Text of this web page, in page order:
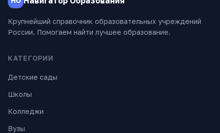
Крупнейший справочник образовательных учреждений
России. Помогаем найти лучшее образование.
КАТЕГОРИИ
Детские сады
Школы
Колледжи
Вузы